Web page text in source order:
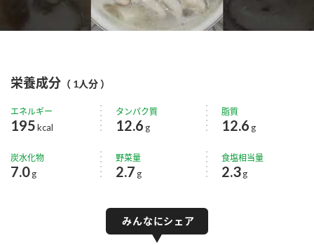
栄養成分 （ 1人分 ）
エネルギー
195kcal
タンパク質
12.6 g
脂質
12.6 g
炭水化物
7.0g
野菜量
2.7 g
食塩相当量
2.3 g